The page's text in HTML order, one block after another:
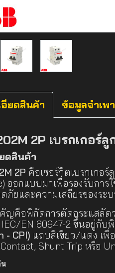
อียดสินค้า ข้อมูลจำเพ
2P เบรกเกอร์
ดสินค้า
2P คือเซอร์กิตเบรกเกอ
ออกแบบมาเพื่อรองรับกา
ภัยและความเสถียรของระ
ญคือพิกัดการตัดกระแสลัดว
EN 60947-2 ขึ้นอยู่กั
- CPI) แถบสีเขียว/แดง เพื่
Shunt Trip หรือ